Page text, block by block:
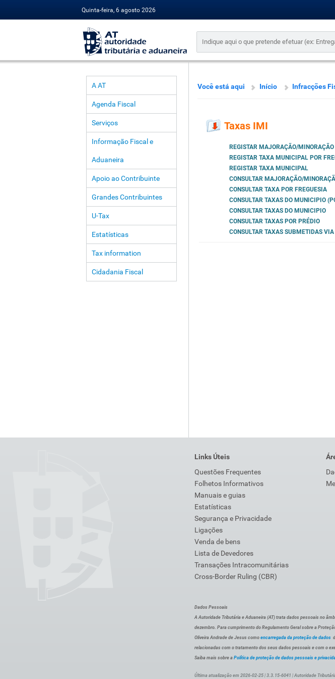
Quinta-feira, 6 agosto 2026
A AT
Agenda Fiscal
Serviços
Informação Fiscal e
Aduaneira
Apoio ao Contribuinte
Grandes Contribuintes
U-Tax
Estatísticas
Tax information
Cidadania Fiscal
Você está aqui Início Infracções
Taxas IMI
REGISTAR MAJORAÇÃO/MINORAÇÃO
REGISTAR TAXA MUNICIPAL POR
REGISTAR TAXA MUNICIPAL
CONSULTAR MAJORAÇÃO/
CONSULTAR TAXA POR FREGUESIA
CONSULTAR TAXAS DO MUNICIPIO
CONSULTAR TAXAS DO MUNICIPIO
CONSULTAR TAXAS POR PRÉDIO
CONSULTAR TAXAS SUBMETIDAS
Links Úteis
Questões Frequentes
Folhetos Informativos
Manuais e guias
Estatísticas
Segurança e Privacidade
Ligações
Venda de bens
Lista de Devedores
Transações Intracomunitárias
Cross-Border Ruling (CBR)
Dados Pessoais
A Autoridade Tributária e Aduaneira (AT) trata dados pessoais no
dezembro. Para cumprimento do Regulamento Geral sobre a
Oliveira Andrade de Jesus como encarregada da proteção de dados
relacionadas com o tratamento dos seus dados pessoais e com o
Saiba mais sobre a Política de proteção de dados pessoais e
Última atualização em 2026-02-25 | 3.3.15-6041 | Autoridade